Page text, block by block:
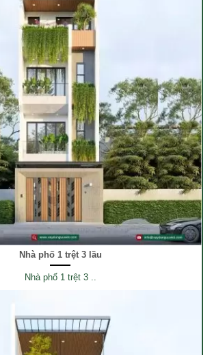
Nhà phố 1 trệt 3 lầu
Nhà phố 1 trệt 3 ..